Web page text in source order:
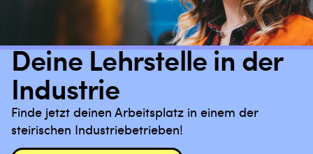
Deine Lehrstelle in der
Industrie
Finde jetzt deinen Arbeitsplatz in einem der
steirischen Industriebetrieben!